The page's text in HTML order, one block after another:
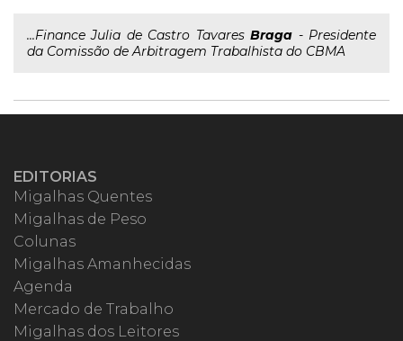
...Finance Julia de Castro TavaresBraga - Presidente
da Comissão de Arbitragem Trabalhista do CBMA
EDITORIAS
Migalhas Quentes
Migalhas de Peso
Colunas
Migalhas Amanhecidas
Agenda
Mercado de Trabalho
Migalhas dos Leitores